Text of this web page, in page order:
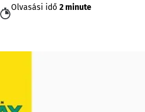
Olvasási idő 2 minute